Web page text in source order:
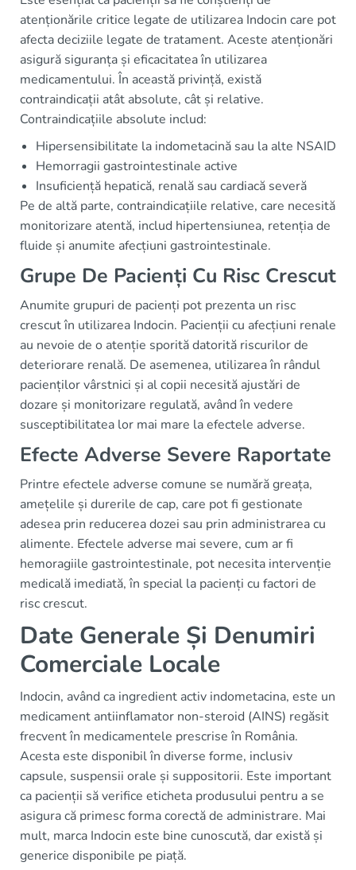
atenționările critice legate de utilizarea Indocin care pot
afecta deciziile legate de tratament. Aceste atenționări
asigură siguranța și eficacitatea în utilizarea
medicamentului. În această privință, există
contraindicații atât absolute, cât și relative.
Contraindicațiile absolute includ:
Hipersensibilitate la indometacină sau la alte NSAID
Hemorragii gastrointestinale active
Insuficiență hepatică, renală sau cardiacă severă
Pe de altă parte, contraindicațiile relative, care necesită
monitorizare atentă, includ hipertensiunea, retenția de
fluide și anumite afecțiuni gastrointestinale.
Grupe De Pacienți Cu Risc Crescut
Anumite grupuri de pacienți pot prezenta un risc
crescut în utilizarea Indocin. Pacienții cu afecțiuni renale
au nevoie de o atenție sporită datorită riscurilor de
deteriorare renală. De asemenea, utilizarea în rândul
pacienților vârstnici și al copii necesită ajustări de
dozare și monitorizare regulată, având în vedere
susceptibilitatea lor mai mare la efectele adverse.
Efecte Adverse Severe Raportate
Printre efectele adverse comune se numără greața,
amețelile și durerile de cap, care pot fi gestionate
adesea prin reducerea dozei sau prin administrarea cu
alimente. Efectele adverse mai severe, cum ar fi
hemoragiile gastrointestinale, pot necesita intervenție
medicală imediată, în special la pacienți cu factori de
risc crescut.
Date Generale Și Denumiri
Comerciale Locale
Indocin, având ca ingredient activ indometacina, este un
medicament antiinflamator non-steroid (AINS) regăsit
frecvent în medicamentele prescrise în România.
Acesta este disponibil în diverse forme, inclusiv
capsule, suspensii orale și suppositorii. Este important
ca pacienții să verifice eticheta produsului pentru a se
asigura că primesc forma corectă de administrare. Mai
mult, marca Indocin este bine cunoscută, dar există și
generice disponibile pe piață.